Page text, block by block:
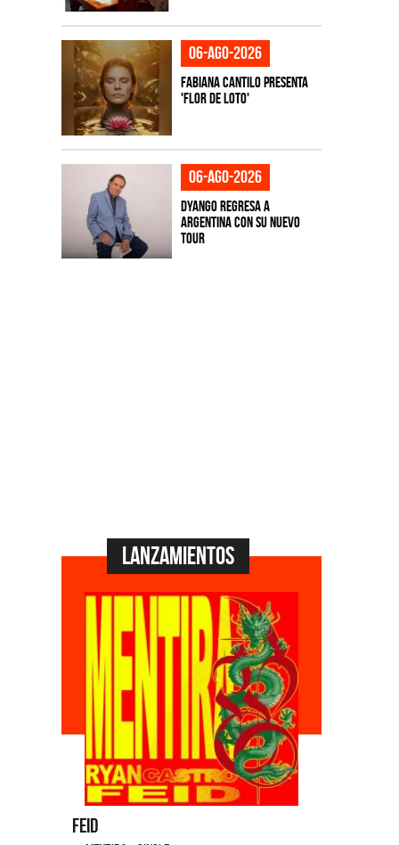
06-ago-2026
Fabiana Cantilo presenta
'Flor de Loto'
06-ago-2026
Dyango regresa a
Argentina con su nuevo
tour
Lanzamientos
Feid